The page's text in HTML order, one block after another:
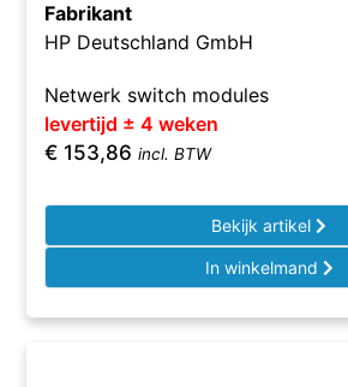
Fabrikant
HP Deutschland GmbH
Netwerk switch modules
levertijd ± 4 weken
€ 153,86 incl. BTW
Bekijk artikel
In winkelmand